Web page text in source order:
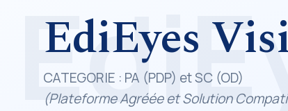
EdiEyes
CATEGORIE : PA (PDP) et SC (OD)
(Plateforme Agréée et Solution